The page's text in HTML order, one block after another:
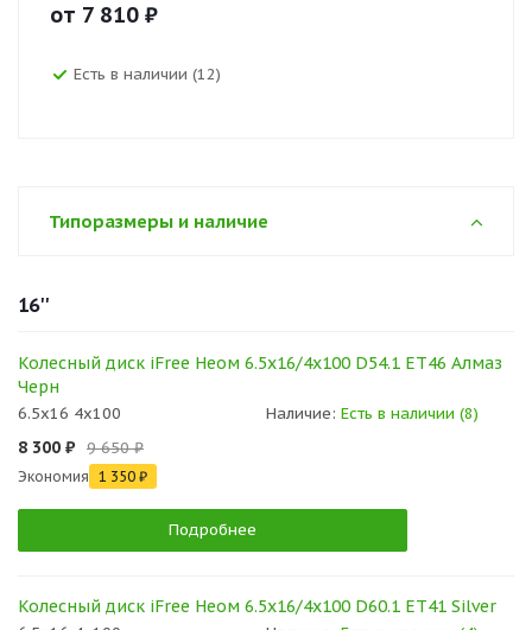
от 7 810 ₽
Есть в наличии (12)
Типоразмеры и наличие
16''
Колесный диск iFree Неом 6.5x16/4x100 D54.1 ET46 Алмаз
Черн
6.5x16 4x100 Наличие: Есть в наличии (8)
8 300 ₽ 9 650 ₽
Экономия 1 350 ₽
Подробнее
Колесный диск iFree Неом 6.5x16/4x100 D60.1 ET41 Silver